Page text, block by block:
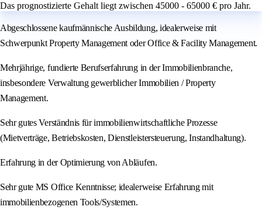
Das prognostizierte Gehalt liegt zwischen 45000 - 65000 € pro Jahr.
Abgeschlossene kaufmännische Ausbildung, idealerweise mit
Schwerpunkt Property Management oder Office & Facility Management.
Mehrjährige, fundierte Berufserfahrung in der Immobilienbranche,
insbesondere Verwaltung gewerblicher Immobilien / Property
Management.
Sehr gutes Verständnis für immobilienwirtschaftliche Prozesse
(Mietverträge, Betriebskosten, Dienstleistersteuerung, Instandhaltung).
Erfahrung in der Optimierung von Abläufen.
Sehr gute MS Office Kenntnisse; idealerweise Erfahrung mit
immobilienbezogenen Tools/Systemen.